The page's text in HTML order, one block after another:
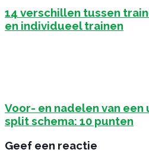
14 verschillen tussen
en individueel trainen
Voor- en nadelen van
split schema: 10 punten
Geef een reactie